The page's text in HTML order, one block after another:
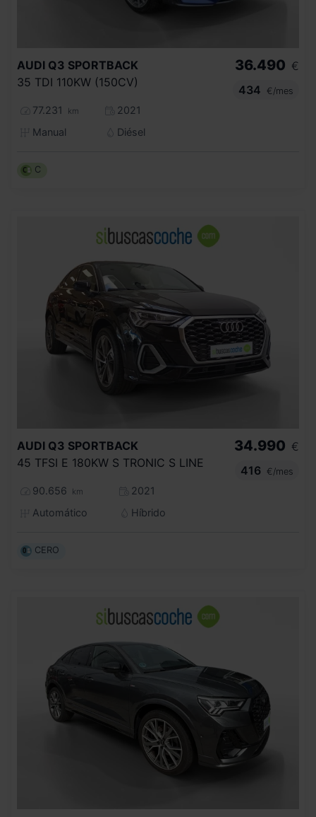
AUDI Q3 SPORTBACK
35 TDI 110KW (150CV)
77.231 km
2021
Manual
Diésel
36.490 €
434
€/mes
C
AUDI Q3 SPORTBACK
45 TFSI E 180KW S TRONIC S LINE
90.656 km
2021
Automático
Híbrido
34.990 €
416
€/mes
CERO